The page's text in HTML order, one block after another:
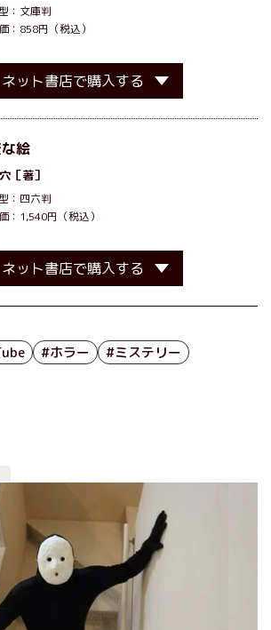
：文庫判
：858円（税込）
ネット書店で購入する
絵
［著］
：四六判
：1,540円（税込）
ネット書店で購入する
#ホラー #ミステリー